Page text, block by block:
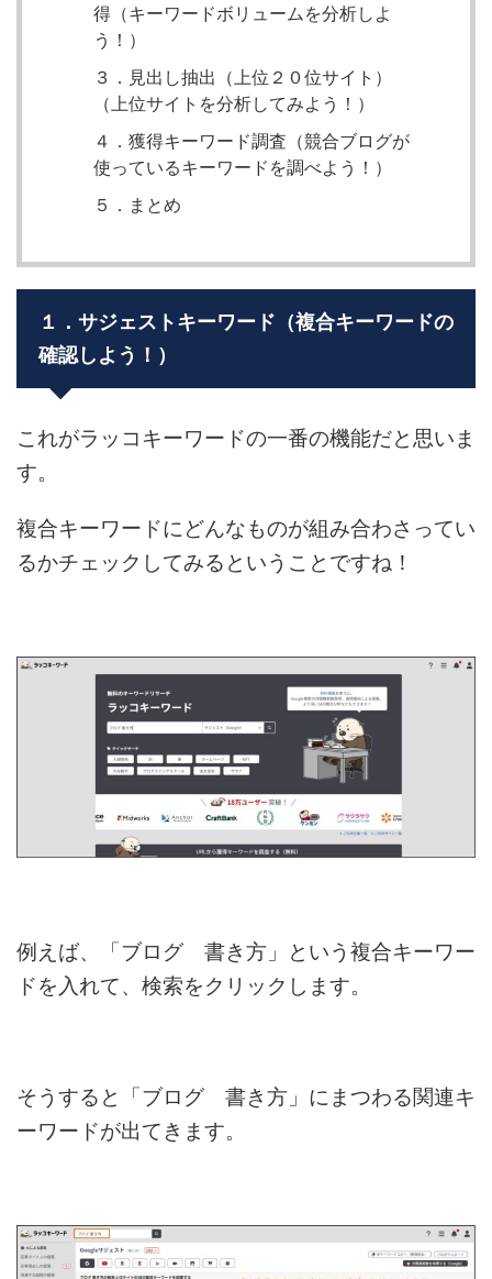
得（キーワードボリュームを分析しよ
う！）
３．見出し抽出（上位２０位サイト）
（上位サイトを分析してみよう！）
４．獲得キーワード調査（競合ブログが
使っているキーワードを調べよう！）
５．まとめ
１．サジェストキーワード（複合キーワードの
確認しよう！）
これがラッコキーワードの一番の機能だと思いま
す。
複合キーワードにどんなものが組み合わさってい
るかチェックしてみるということですね！
例えば、「ブログ 書き方」という複合キーワー
ドを入れて、検索をクリックします。
そうすると「ブログ 書き方」にまつわる関連キ
ーワードが出てきます。